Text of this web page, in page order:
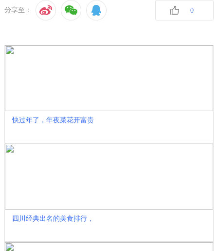
分享至： 0
快过年了，年夜菜花开富贵
四川经典出名的美食排行，